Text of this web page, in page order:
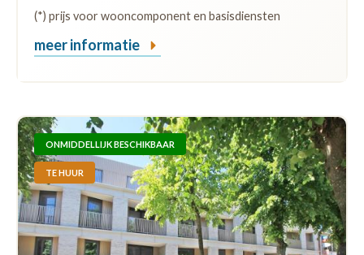
(*) prijs voor wooncomponent en basisdiensten
meer informatie
ONMIDDELLIJK BESCHIKBAAR
TE HUUR